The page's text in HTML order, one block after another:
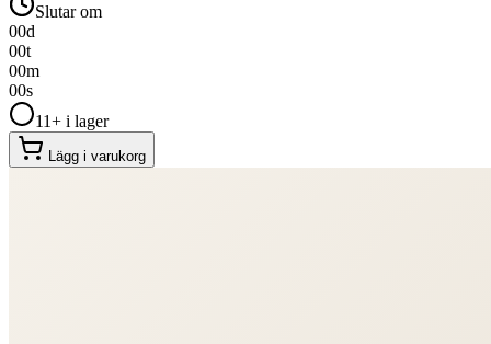
Slutar om
00d
00t
00m
00s
11+ i lager
Lägg i varukorg